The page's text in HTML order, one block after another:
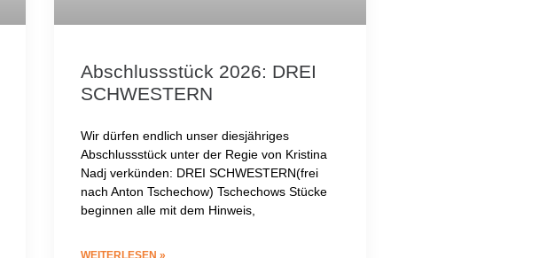
Abschlussstück 2026: DREI
SCHWESTERN
Wir dürfen endlich unser diesjähriges
Abschlussstück unter der Regie von Kristina
Nadj verkünden: DREI SCHWESTERN(frei
nach Anton Tschechow) Tschechows Stücke
beginnen alle mit dem Hinweis,
WEITERLESEN »